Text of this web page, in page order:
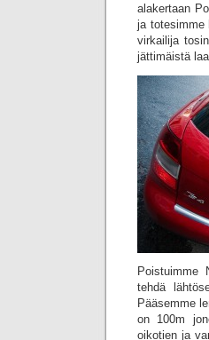
alakertaan
ja totesimme
virkailija
jättimäistä
Poistuimme
tehdä
Pääsemme
on 100m
oikotien ja